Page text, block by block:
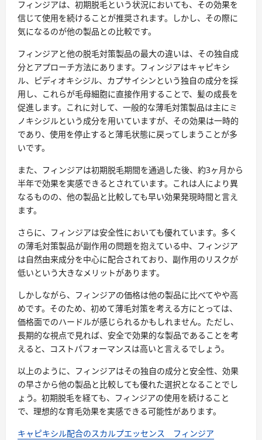
フィンジアは、初期脱毛という状況においても、その効果を
信じて使用を続けることが推奨されます。しかし、その際に
気になるのが他の製品との比較です。
フィンジアと他の脱毛対策製品の最大の違いは、その独自成
分とアプローチ方法にあります。フィンジアはキャピキシ
ル、ピディオキシジル、カプサイシンという独自の成分を採
用し、これらが毛母細胞に直接作用することで、髪の成長を
促進します。これに対して、一般的な薄毛対策製品は主にミ
ノキシジルという成分を用いていますが、その効果は一時的
であり、使用を停止すると薄毛状態に戻ってしまうことが多
いです。
また、フィンジアは初期脱毛期間を通過した後、約3ヶ月から
半年で効果を実感できるとされています。これは人により異
なるものの、他の製品と比較しても早い効果発現時間と言え
ます。
さらに、フィンジアは安全性においても優れています。多く
の薄毛対策製品が副作用の問題を抱えている中、フィンジア
は自然由来成分を中心に配合されており、副作用のリスクが
低いという大きなメリットがあります。
しかしながら、フィンジアの価格は他の製品に比べてやや高
めです。そのため、初めて薄毛対策を考える方にとっては、
価格面でのハードルが感じられるかもしれません。ただし、
長期的な視点で見れば、安全で効果的な製品であることを考
えると、コストパフォーマンスは高いと言えるでしょう。
以上のように、フィンジアはその独自の成分と安全性、効果
の早さから他の製品と比較しても優れた選択となることでし
ょう。初期脱毛を経ても、フィンジアの使用を続けること
で、理想的な育毛効果を実感できる可能性があります。
キャピキシル配合のスカルプエッセンス フィンジア